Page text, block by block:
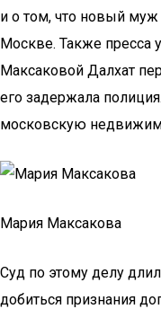
и о том, что новый
Москве. Также пресса
Максаковой Далхат
его задержала
московскую
Мария Максакова
Суд по этому делу
добиться признания